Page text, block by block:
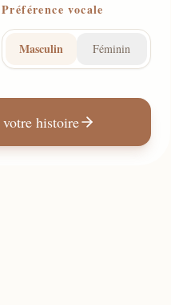
Préférence vocale
Masculin Féminin
histoire